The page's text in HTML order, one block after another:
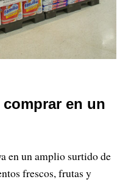
comprar en un
en un amplio surtido de
frescos, frutas y